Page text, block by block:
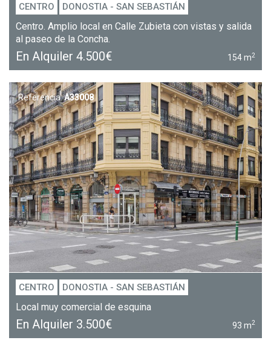
CENTRO DONOSTIA - SAN SEBASTIÁN
Centro. Amplio local en Calle Zubieta con vistas y salida
al paseo de la Concha.
En Alquiler 4.500€ 154 m2
Referencia:A33008
CENTRO DONOSTIA - SAN SEBASTIÁN
Local muy comercial de esquina
En Alquiler 3.500€ 93 m2